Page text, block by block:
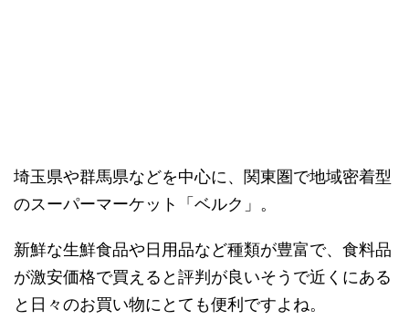
埼玉県や群馬県などを中心に、関東圏で地域密着型
のスーパーマーケット「ベルク」。
新鮮な生鮮食品や日用品など種類が豊富で、食料品
が激安価格で買えると評判が良いそうで近くにある
と日々のお買い物にとても便利ですよね。